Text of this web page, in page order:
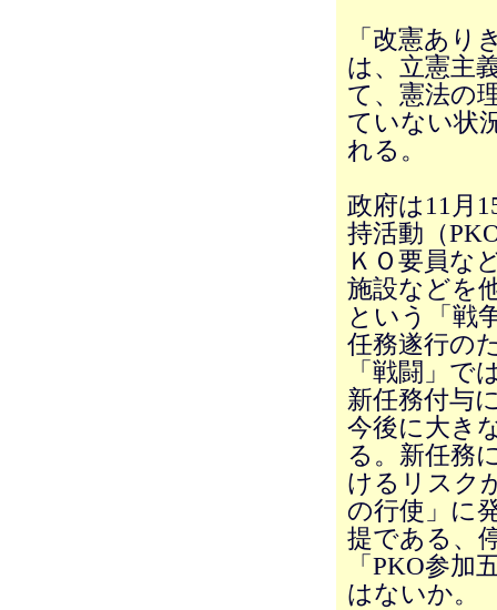
「改憲あり
は、立憲主
て、憲法の
ていない状
れる。
政府は11月
持活動（
ＫＯ要員な
施設などを
という「戦
任務遂行の
「戦闘」で
新任務付与
今後に大き
る。新任務
けるリスク
の行使」に
提である、
「PKO参加
はないか。